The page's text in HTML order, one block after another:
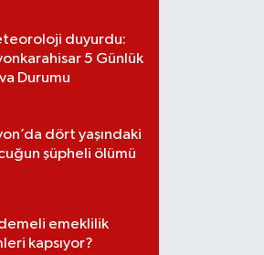
duyurdu:
5 Günlük
Durumu
dört yaşındaki
şüpheli ölümü
emeklilik
kapsıyor?